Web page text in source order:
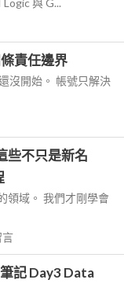
與 G...
責任邊界
沒開始。 帳號只解決
些不只是新名
領域。 我們才剛學會
言
記 Day3 Data